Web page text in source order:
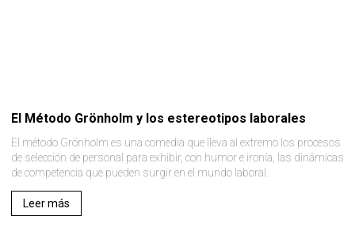
El Método Grönholm y los estereotipos laborales
El método Grönholm es una comedia que lleva al extremo los procesos
de selección de personal para exhibir, con humor e ironía, las dinámicas
de competencia que pueden surgir en el mundo laboral.
Leer más